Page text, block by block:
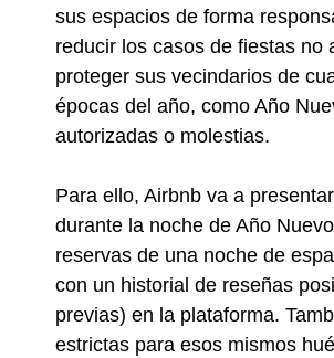
sus espacios de forma
reducir los casos de fiestas no
proteger sus vecindarios de
épocas del año, como Año
autorizadas o molestias.
Para ello, Airbnb va a
durante la noche de Año
reservas de una noche de
con un historial de reseñas
previas) en la plataforma.
estrictas para esos mismos